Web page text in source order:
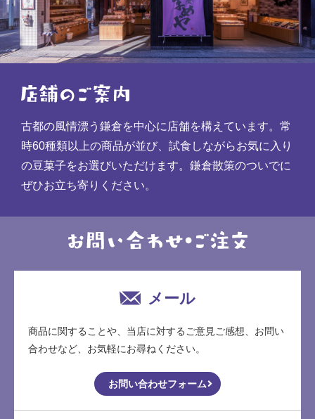
古都の風情漂う鎌倉を中心に店舗を構えています。常
時60種類以上の商品が並び、試食しながらお気に入り
の豆菓子をお選びいただけます。鎌倉散策のついでに
ぜひお立ち寄りください。
メール
商品に関することや、当店に対するご意見ご感想、お問い
合わせなど、お気軽にお尋ねください。
お問い合わせフォーム